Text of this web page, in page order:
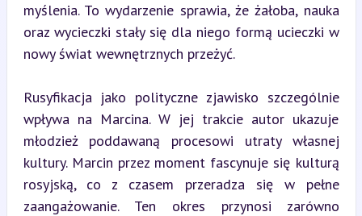
myślenia. To wydarzenie sprawia, że żałoba, nauka
oraz wycieczki stały się dla niego formą ucieczki w
nowy świat wewnętrznych przeżyć.
Rusyfikacja jako polityczne zjawisko szczególnie
wpływa na Marcina. W jej trakcie autor ukazuje
młodzież poddawaną procesowi utraty własnej
kultury. Marcin przez moment fascynuje się kulturą
rosyjską, co z czasem przeradza się w pełne
zaangażowanie. Ten okres przynosi zarówno